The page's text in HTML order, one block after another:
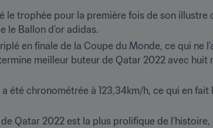
le trophée pour la première fois de son illustre
le Ballon d’or adidas.
en finale de la Coupe du Monde, ce qui ne
meilleur buteur de Qatar 2022 avec
été chronométrée à 123,34km/h, ce qui en
Qatar 2022 est la plus prolifique de